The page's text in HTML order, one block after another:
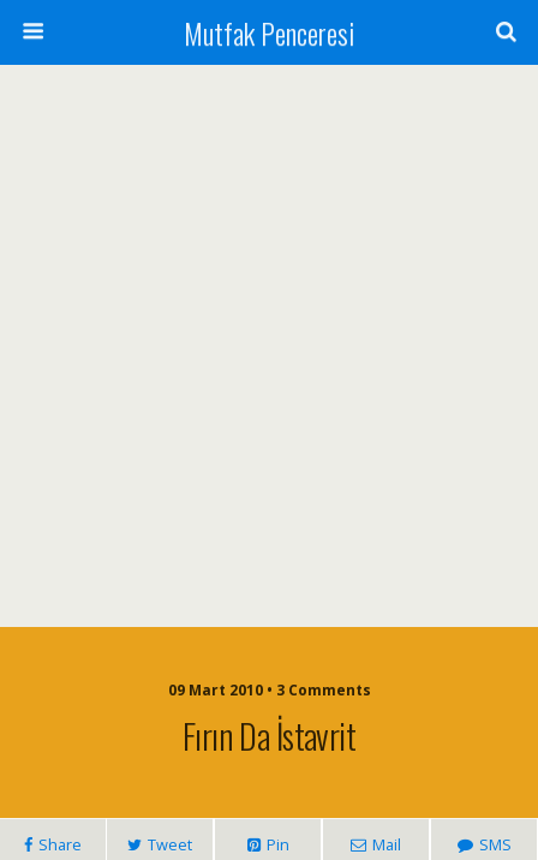
Mutfak Penceresi
09 Mart 2010 • 3 Comments
Fırın Da İstavrit
Share Tweet Pin Mail SMS